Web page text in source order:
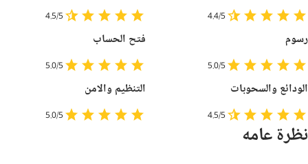
4.4/5
رسوم
5.0/5
الودائع والسحوبات
4.5/5
4.5/5
فتح الحساب
5.0/5
التنظيم والامن
5.0/5
نظرة عامه